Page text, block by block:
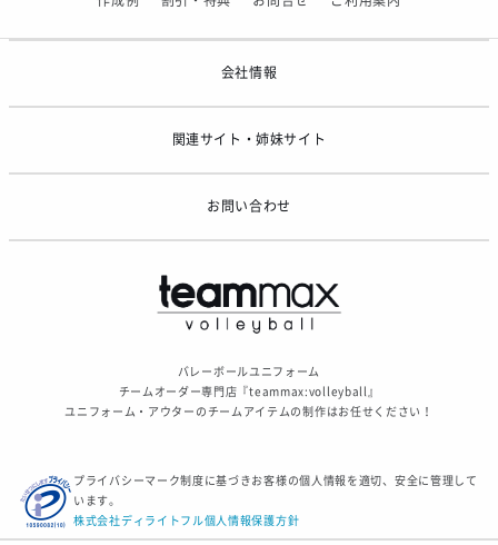
会社情報
関連サイト・姉妹サイト
お問い合わせ
バレーボールユニフォーム
チームオーダー専門店『teammax:volleyball』
ユニフォーム・アウターのチームアイテムの制作はお任せください！
プライバシーマーク制度に基づきお客様の個人情報を適切、安全に管理して
います。
株式会社ディライトフル個人情報保護方針